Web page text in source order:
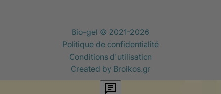
Bio-gel © 2021-2026
Politique de confidentialité
Conditions d'utilisation
Created by Broikos.gr